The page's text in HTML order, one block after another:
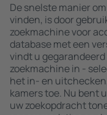
De snelste manier
vinden, is door
zoekmachine voor
database met een
vindt u gegarandeerd
zoekmachine in -
het in- en
kamers toe. Nu bent
uw zoekopdracht